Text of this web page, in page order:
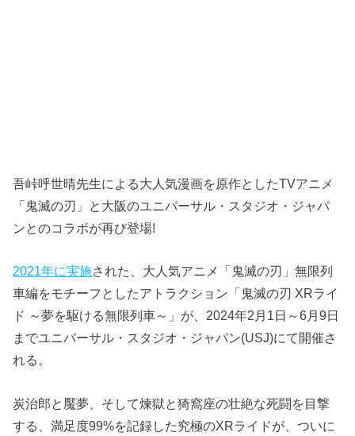
吾峠呼世晴先生による大人気漫画を原作としたTVアニメ
「鬼滅の刃」と大阪のユニバーサル・スタジオ・ジャパ
ンとのコラボが再び登場!
2021年に実施された、大人気アニメ「鬼滅の刃」無限列
車編をモチーフとしたアトラクション「鬼滅の刃 XRライ
ド ～夢を駆ける無限列車～」が、2024年2月1日～6月9日
までユニバーサル・スタジオ・ジャパン(USJ)にて開催さ
れる。
炭治郎と魘夢、そして煉獄と猗窩座の壮絶な死闘を目撃
する、満足度99%を記録した究極のXRライドが、ついに